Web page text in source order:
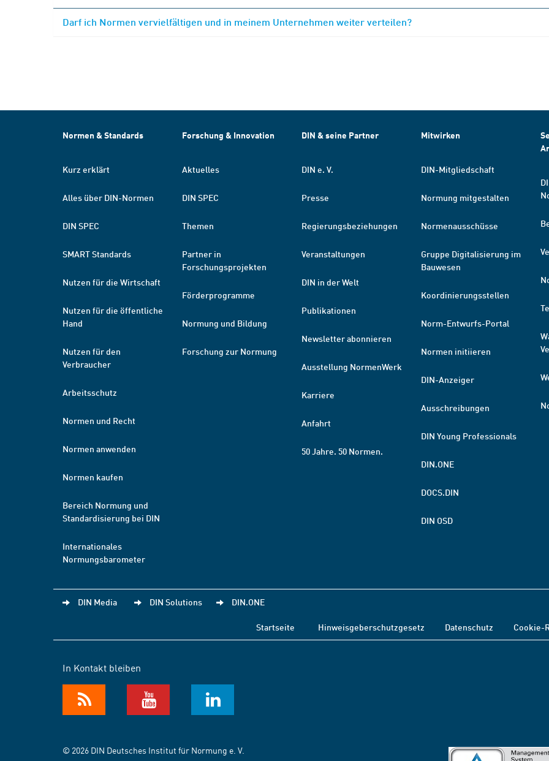
Darf ich Normen vervielfältigen und in meinem Unternehmen weiter verteilen?
Normen & Standards
Kurz erklärt
Alles über DIN-Normen
DIN SPEC
SMART Standards
Nutzen für die Wirtschaft
Nutzen für die öffentliche
Hand
Nutzen für den
Verbraucher
Arbeitsschutz
Normen und Recht
Normen anwenden
Normen kaufen
Bereich Normung und
Standardisierung bei DIN
Internationales
Normungsbarometer
Forschung & Innovation
Aktuelles
DIN SPEC
Themen
Partner in
Forschungsprojekten
Förderprogramme
Normung und Bildung
Forschung zur Normung
DIN & seine Partner
DIN e. V.
Presse
Regierungsbeziehungen
Veranstaltungen
DIN in der Welt
Publikationen
Newsletter abonnieren
Ausstellung NormenWerk
Karriere
Anfahrt
50 Jahre. 50 Normen.
Mitwirken
DIN-Mitgliedschaft
Normung mitgestalten
Normenausschüsse
Gruppe Digitalisierung im
Bauwesen
Koordinierungsstellen
Norm-Entwurfs-Portal
Normen initiieren
DIN-Anzeiger
Ausschreibungen
DIN Young Professionals
DIN.ONE
DOCS.DIN
DIN OSD
DIN Media DIN Solutions DIN.ONE
Startseite Hinweisgeberschutzgesetz Datenschutz Cookie-
In Kontakt bleiben
© 2026 DIN Deutsches Institut für Normung e. V.